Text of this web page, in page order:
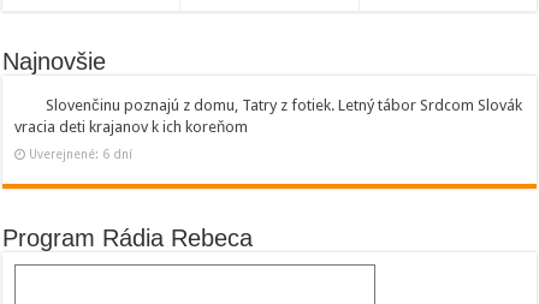
Najnovšie
Slovenčinu poznajú z domu, Tatry z fotiek. Letný tábor Srdcom Slovák
vracia deti krajanov k ich koreňom
Uverejnené: 6 dní
Program Rádia Rebeca